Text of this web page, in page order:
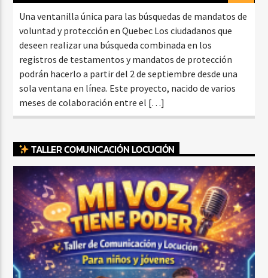
Una ventanilla única para las búsquedas de mandatos de
voluntad y protección en Quebec Los ciudadanos que
deseen realizar una búsqueda combinada en los
registros de testamentos y mandatos de protección
podrán hacerlo a partir del 2 de septiembre desde una
sola ventana en línea. Este proyecto, nacido de varios
meses de colaboración entre el […]
TALLER COMUNICACIÓN LOCUCIÓN